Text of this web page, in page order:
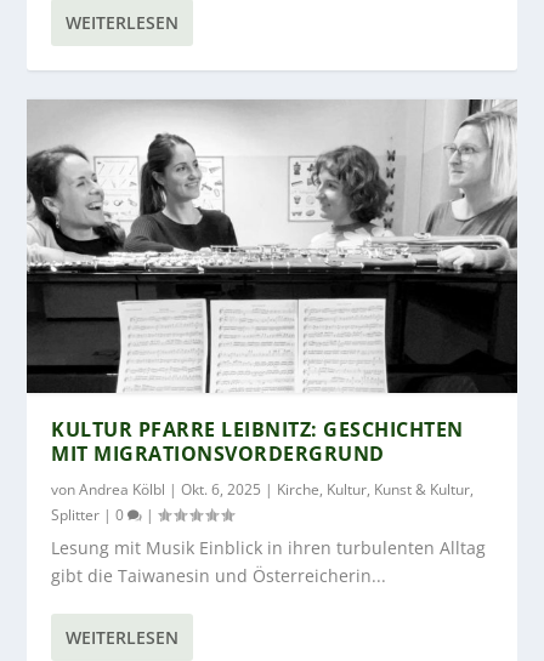
WEITERLESEN
KULTUR PFARRE LEIBNITZ: GESCHICHTEN
MIT MIGRATIONSVORDERGRUND
vonAndrea Kölbl |Okt. 6, 2025 | Kirche, Kultur, Kunst & Kultur,
Splitter |0 |
Lesung mit Musik Einblick in ihren turbulenten Alltag
gibt die Taiwanesin und Österreicherin...
WEITERLESEN